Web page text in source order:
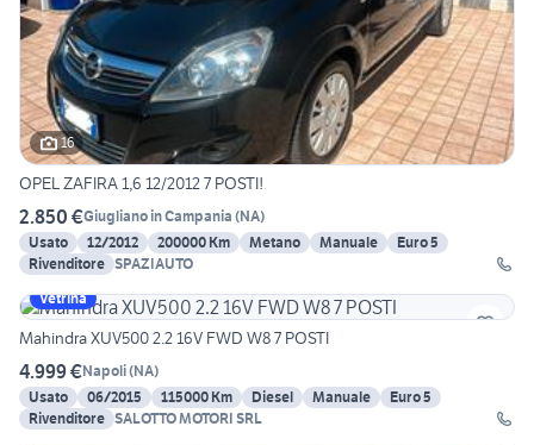
16
OPEL ZAFIRA 1,6 12/2012 7 POSTI!
2.850 €Giugliano in Campania (NA)
Usato
12/2012 200000 Km Metano Manuale
Euro 5
Rivenditore SPAZIAUTO
Vetrina
Mahindra XUV500 2.2 16V FWD W8 7 POSTI
4.999 €Napoli(NA)
Usato
06/2015 115000 Km Diesel Manuale
Euro 5
Rivenditore SALOTTO MOTORI SRL